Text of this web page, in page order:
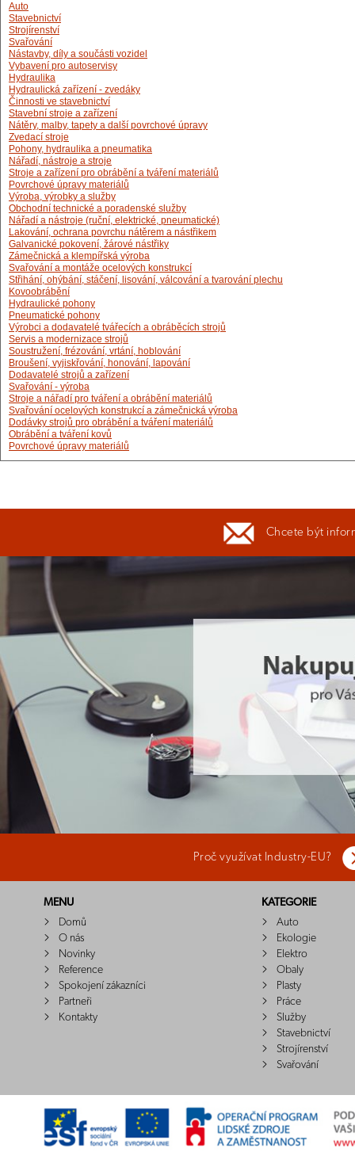
Auto
Stavebnictví
Strojírenství
Svařování
Nástavby, díly a součásti vozidel
Vybavení pro autoservisy
Hydraulika
Hydraulická zařízení - zvedáky
Činnosti ve stavebnictví
Stavební stroje a zařízení
Nátěry, malby, tapety a další povrchové úpravy
Zvedací stroje
Pohony, hydraulika a pneumatika
Nářadí, nástroje a stroje
Stroje a zařízení pro obrábění a tváření materiálů
Povrchové úpravy materiálů
Výroba, výrobky a služby
Obchodní technické a poradenské služby
Nářadí a nástroje (ruční, elektrické, pneumatické)
Lakování, ochrana povrchu nátěrem a nástřikem
Galvanické pokovení, žárové nástřiky
Zámečnická a klempířská výroba
Svařování a montáže ocelových konstrukcí
Střihání, ohýbání, stáčení, lisování, válcování a tvarování plechu
Kovoobrábění
Hydraulické pohony
Pneumatické pohony
Výrobci a dodavatelé tvářecích a obráběcích strojů
Servis a modernizace strojů
Soustružení, frézování, vrtání, hoblování
Broušení, vyjiskřování, honování, lapování
Dodavatelé strojů a zařízení
Svařování - výroba
Stroje a nářadí pro tváření a obrábění materiálů
Svařování ocelových konstrukcí a zámečnická výroba
Dodávky strojů pro obrábění a tváření materiálů
Obrábění a tváření kovů
Povrchové úpravy materiálů
Chcete být
Proč využívat Industry-EU?
MENU
Domů
O nás
Novinky
Reference
Spokojení zákazníci
Partneři
Kontakty
KATEGORIE
Auto
Ekologie
Elektro
Obaly
Plasty
Práce
Služby
Stavebnictví
Strojírenství
Svařování